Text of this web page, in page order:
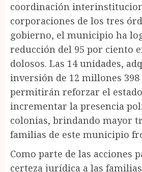
coordinación
corporaciones de los tres
gobierno, el municipio ha
reducción del 95 por ciento
dolosos. Las 14 unidades,
inversión de 12 millones 398
permitirán reforzar el
incrementar la presencia
colonias, brindando mayor
familias de este municipio
Como parte de las acciones
certeza jurídica a las